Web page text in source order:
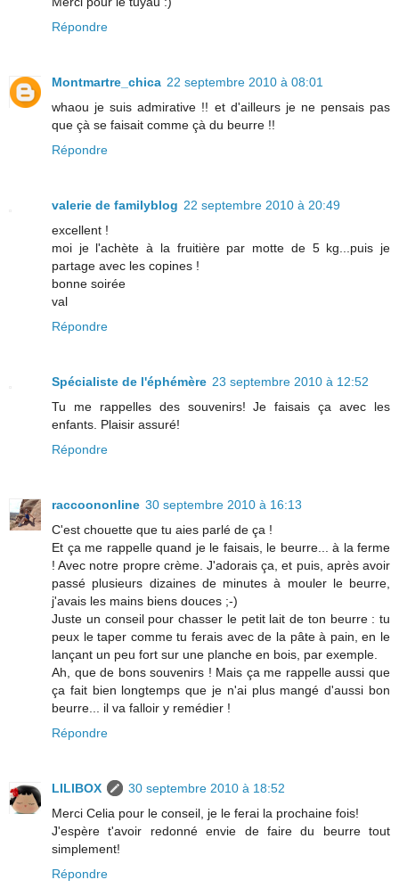
Répondre
Montmartre_chica 22 septembre 2010 à 08:01
whaou je suis admirative !! et d'ailleurs je ne pensais pas
que çà se faisait comme çà du beurre !!
Répondre
valerie de familyblog 22 septembre 2010 à 20:49
excellent !
moi je l'achète à la fruitière par motte de 5 kg...puis je
partage avec les copines !
bonne soirée
val
Répondre
Spécialiste de l'éphémère 23 septembre 2010 à 12:52
Tu me rappelles des souvenirs! Je faisais ça avec les
enfants. Plaisir assuré!
Répondre
raccoononline 30 septembre 2010 à 16:13
C'est chouette que tu aies parlé de ça !
Et ça me rappelle quand je le faisais, le beurre... à la ferme
! Avec notre propre crème. J'adorais ça, et puis, après avoir
passé plusieurs dizaines de minutes à mouler le beurre,
j'avais les mains biens douces ;-)
Juste un conseil pour chasser le petit lait de ton beurre : tu
peux le taper comme tu ferais avec de la pâte à pain, en le
lançant un peu fort sur une planche en bois, par exemple.
Ah, que de bons souvenirs ! Mais ça me rappelle aussi que
ça fait bien longtemps que je n'ai plus mangé d'aussi bon
beurre... il va falloir y remédier !
Répondre
LILIBOX
30 septembre 2010 à 18:52
Merci Celia pour le conseil, je le ferai la prochaine fois!
J'espère t'avoir redonné envie de faire du beurre tout
simplement!
Répondre